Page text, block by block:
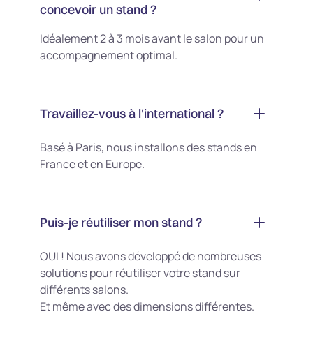
concevoir un stand ?
Idéalement 2 à 3 mois avant le salon pour un
accompagnement optimal.
Travaillez-vous à l'international ?
Basé à Paris, nous installons des stands en
France et en Europe.
Puis-je réutiliser mon stand ?
OUI ! Nous avons développé de nombreuses
solutions pour réutiliser votre stand sur
différents salons.
Et même avec des dimensions différentes.